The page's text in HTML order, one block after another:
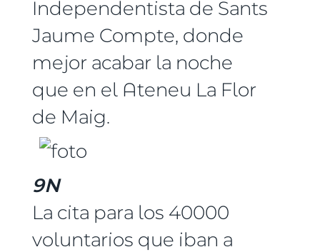
Independentista de Sants
Jaume Compte, donde
mejor acabar la noche
que en el Ateneu La Flor
de Maig.
9N
La cita para los 40000
voluntarios que iban a